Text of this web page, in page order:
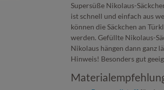
Supersüße Nikolaus-
ist schnell und einfach aus
können die Säckchen an
werden. Gefüllte Nikolaus-
Nikolaus hängen dann ganz
Hinweis! Besonders gut